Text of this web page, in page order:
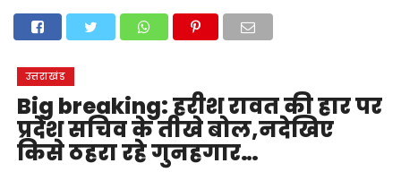
देहरादूननैनीताल
मनोरंजन
उत्तराखंड
Big breaking: हरीश रावत की हार पर
प्रदेश सचिव के तीखे बोल,नदेखिए
किसे ठहरा रहे गुनहगार…